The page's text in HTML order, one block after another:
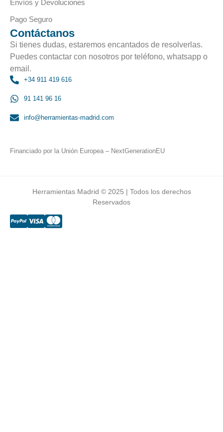
Envíos y Devoluciones
Pago Seguro
Contáctanos
Si tienes dudas, estaremos encantados de resolverlas.
Puedes contactar con nosotros por teléfono, whatsapp o
email.
+34 911 419 616
91 141 96 16
info@herramientas-madrid.com
Financiado por la Unión Europea – NextGenerationEU
Herramientas Madrid © 2025 | Todos los derechos
Reservados